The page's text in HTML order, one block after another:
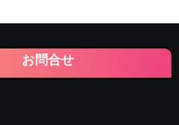
お問合せ